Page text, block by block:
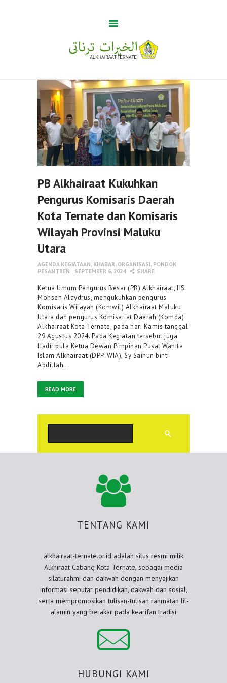
Home
Khabar
BUMA
Profile
Gallery
PB Alkhairaat Kukuhkan
Pengurus Komisaris Daerah
Kota Ternate dan Komisaris
Wilayah Provinsi Maluku
Utara
AGENDA KEGIATAAN, KHABAR, ORGANISASI, PONDOK
PESANTREN
SEPTEMBER 6, 2024 SHARE
Ketua Umum Pengurus Besar (PB) Alkhairaat, HS
Mohsen Alaydrus, mengukuhkan pengurus
Komisaris Wilayah (Komwil) Alkhairaat Maluku
Utara dan pengurus Komisariat Daerah (Komda)
Alkhairaat Kota Ternate, pada hari Kamis tanggal
29 Agustus 2024. Pada Kegiatan tersebut juga
Hadir pula Ketua Dewan Pimpinan Pusat Wanita
Islam Alkhairaat (DPP-WIA), Sy Saihun binti
Abdillah…
READ MORE
TENTANG KAMI
alkhairaat-ternate.or.id adalah situs resmi milik
Alkhiraat Cabang Kota Ternate, sebagai media
silaturahmi dan dakwah dengan menyajikan
informasi seputar pendidikan, dakwah dan sosial,
serta mempromosikan tulisan-tulisan rahmatan lil-
alamin yang berakar pada kearifan tradisi
HUBUNGI KAMI